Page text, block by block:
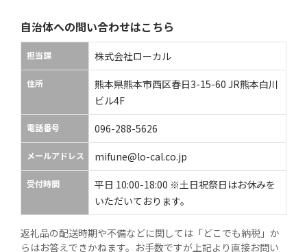
自治体への問い合わせはこちら
担当課 株式会社ローカル
住所
熊本県熊本市西区春日3-15-60 JR熊本白川
ビル4F
電話番号 096-288-5626
メールアドレス mifune@lo-cal.co.jp
受付時間
平日 10:00-18:00 ※土日祝祭日はお休みを
いただいております。
返礼品の配送時期や不備などに関しては「どこでも納税」か
らはお答えできかねます。お手数ですが上記より直接お問い